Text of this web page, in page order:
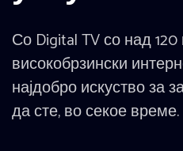
Со Digital TV со над
високобрзински
најдобро искуство за
да сте, во секое време.